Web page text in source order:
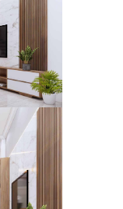
phố 2 tầng
cùngKiến trúc và
của nhà phố 2